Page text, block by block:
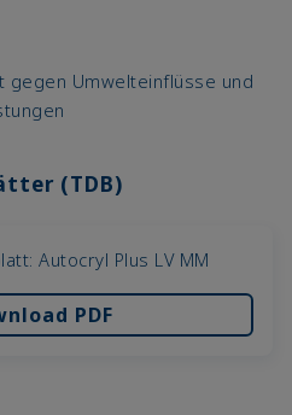
gegen Umwelteinflüsse und
(TDB)
Autocryl Plus LV MM
PDF